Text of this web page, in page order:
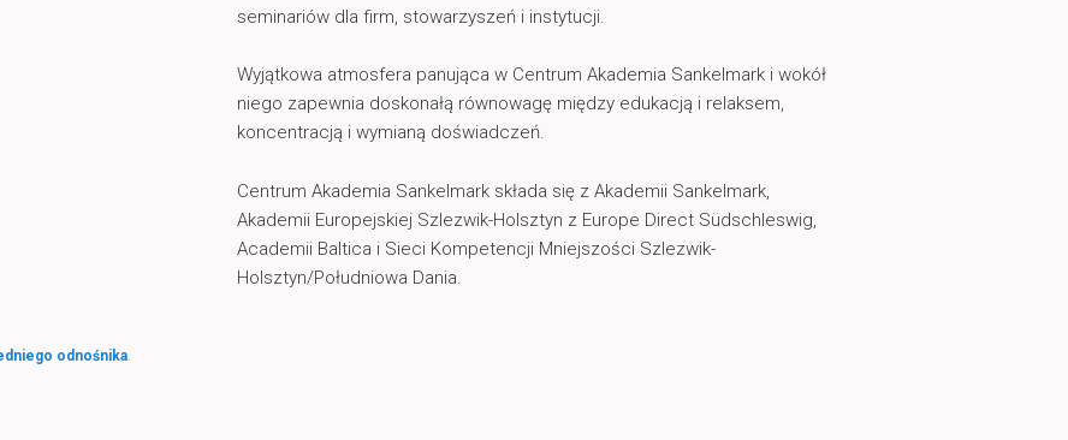
seminariów dla firm, stowarzyszeń i instytucji.
Wyjątkowa atmosfera panująca w Centrum Akademia Sankelmark i wokół
niego zapewnia doskonałą równowagę między edukacją i relaksem,
koncentracją i wymianą doświadczeń.
Centrum Akademia Sankelmark składa się z Akademii Sankelmark,
Akademii Europejskiej Szlezwik-Holsztyn z Europe Direct Südschleswig,
Academii Baltica i Sieci Kompetencji Mniejszości Szlezwik-
Holsztyn/Południowa Dania.
odnośnika.